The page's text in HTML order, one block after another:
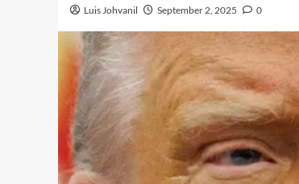
Luis Johvanil September 2, 2025 0